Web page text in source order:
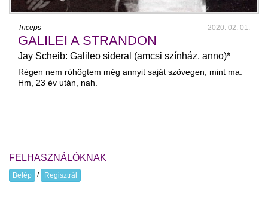
Triceps 2020. 02. 01.
GALILEI A STRANDON
Jay Scheib: Galileo sideral (amcsi színház, anno)*
Régen nem röhögtem még annyit saját szövegen, mint ma.
Hm, 23 év után, nah.
FELHASZNÁLÓKNAK
Belép / Regisztrál